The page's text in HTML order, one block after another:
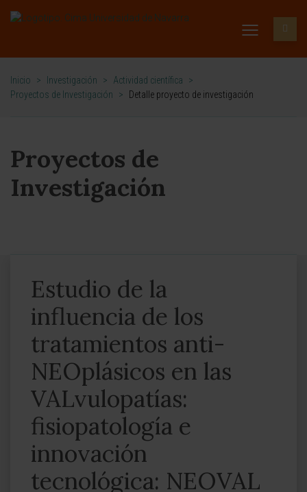
Inicio > Investigación > Actividad científica
>
Proyectos de Investigación
> Detalle proyecto de investigación
Proyectos de
Investigación
Estudio de la
influencia de los
tratamientos anti-
NEOplásicos en las
VALvulopatías:
fisiopatología e
innovación
tecnológica: NEOVAL